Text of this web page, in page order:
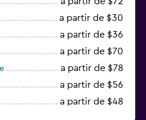
a partir de $30
a partir de $36
a partir de $70
a partir de $78
a partir de $56
a partir de $48